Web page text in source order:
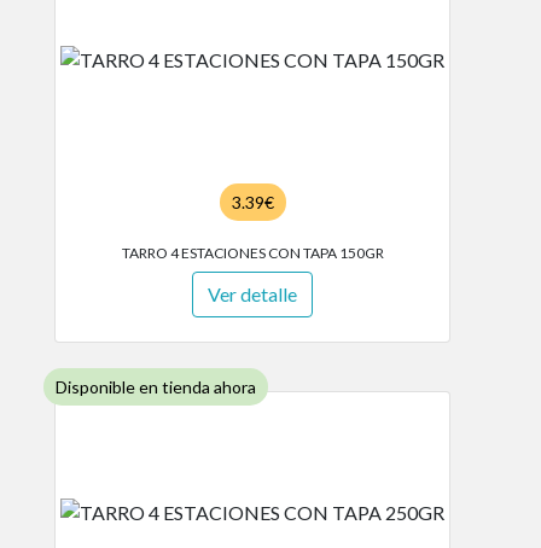
3.39€
TARRO 4 ESTACIONES CON TAPA 150GR
Ver detalle
Disponible en tienda ahora